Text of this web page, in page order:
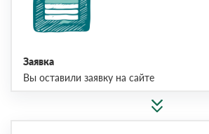
Заявка
Вы оставили заявку на сайте